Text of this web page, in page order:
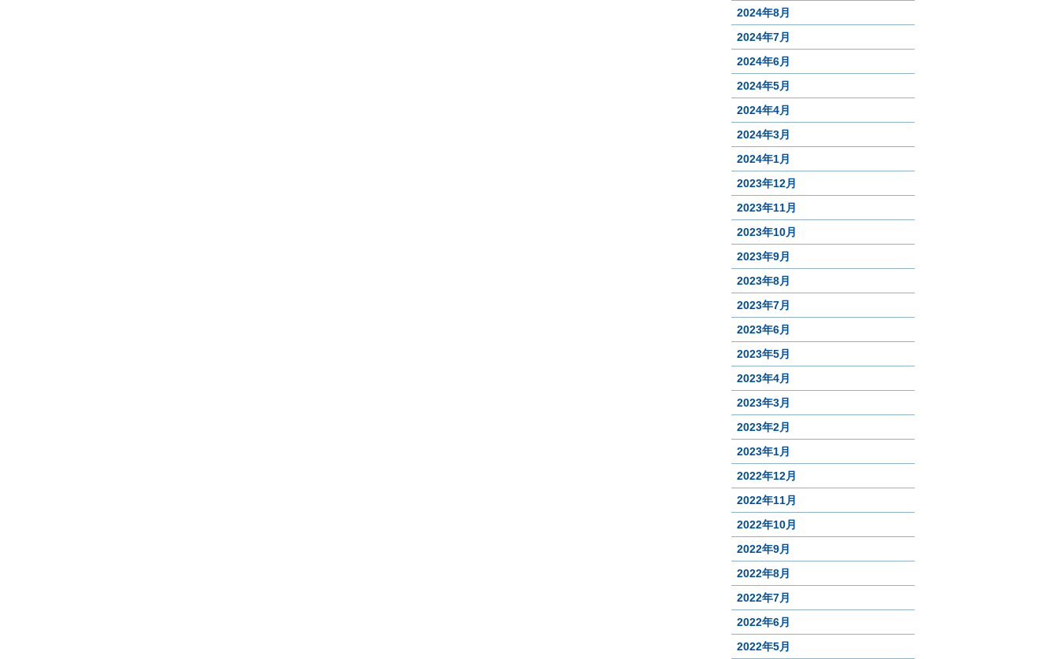
2024年8月
2024年7月
2024年6月
2024年5月
2024年4月
2024年3月
2024年1月
2023年12月
2023年11月
2023年10月
2023年9月
2023年8月
2023年7月
2023年6月
2023年5月
2023年4月
2023年3月
2023年2月
2023年1月
2022年12月
2022年11月
2022年10月
2022年9月
2022年8月
2022年7月
2022年6月
2022年5月